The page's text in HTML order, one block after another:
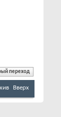
переход
Вверх